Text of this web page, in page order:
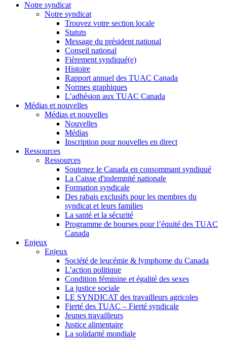
Notre syndicat
Notre syndicat
Trouvez votre section locale
Statuts
Message du président national
Conseil national
Fièrement syndiqué(e)
Histoire
Rapport annuel des TUAC Canada
Normes graphiques
L’adhésion aux TUAC Canada
Médias et nouvelles
Médias et nouvelles
Nouvelles
Médias
Inscription pour nouvelles en direct
Ressources
Ressources
Soutenez le Canada en consommant syndiqué
La Caisse d'indemnité nationale
Formation syndicale
Des rabais exclusifs pour les membres du
syndicat et leurs families
La santé et la sécurité
Programme de bourses pour l’équité des TUAC
Canada
Enjeux
Enjeux
Société de leucémie & lymphome du Canada
L’action politique
Condition féminine et égalité des sexes
La justice sociale
LE SYNDICAT des travailleurs agricoles
Fierté des TUAC – Fierté syndicale
Jeunes travailleurs
Justice alimentaire
La solidarité mondiale